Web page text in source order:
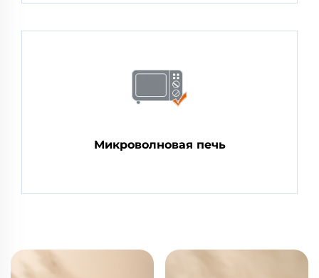
Микроволновая печь